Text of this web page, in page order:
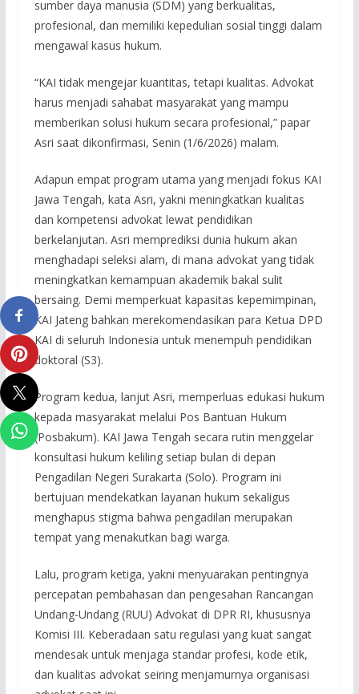
sumber daya manusia (SDM) yang berkualitas,
profesional, dan memiliki kepedulian sosial tinggi dalam
mengawal kasus hukum.
“KAI tidak mengejar kuantitas, tetapi kualitas. Advokat
harus menjadi sahabat masyarakat yang mampu
memberikan solusi hukum secara profesional,” papar
Asri saat dikonfirmasi, Senin (1/6/2026) malam.
Adapun empat program utama yang menjadi fokus KAI
Jawa Tengah, kata Asri, yakni meningkatkan kualitas
dan kompetensi advokat lewat pendidikan
berkelanjutan. Asri memprediksi dunia hukum akan
menghadapi seleksi alam, di mana advokat yang tidak
meningkatkan kemampuan akademik bakal sulit
bersaing. Demi memperkuat kapasitas kepemimpinan,
KAI Jateng bahkan merekomendasikan para Ketua DPD
KAI di seluruh Indonesia untuk menempuh pendidikan
doktoral (S3).
Program kedua, lanjut Asri, memperluas edukasi hukum
kepada masyarakat melalui Pos Bantuan Hukum
(Posbakum). KAI Jawa Tengah secara rutin menggelar
konsultasi hukum keliling setiap bulan di depan
Pengadilan Negeri Surakarta (Solo). Program ini
bertujuan mendekatkan layanan hukum sekaligus
menghapus stigma bahwa pengadilan merupakan
tempat yang menakutkan bagi warga.
Lalu, program ketiga, yakni menyuarakan pentingnya
percepatan pembahasan dan pengesahan Rancangan
Undang-Undang (RUU) Advokat di DPR RI, khususnya
Komisi III. Keberadaan satu regulasi yang kuat sangat
mendesak untuk menjaga standar profesi, kode etik,
dan kualitas advokat seiring menjamurnya organisasi